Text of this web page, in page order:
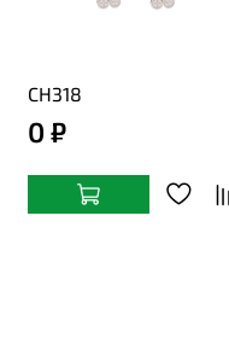
СН318
0 ₽